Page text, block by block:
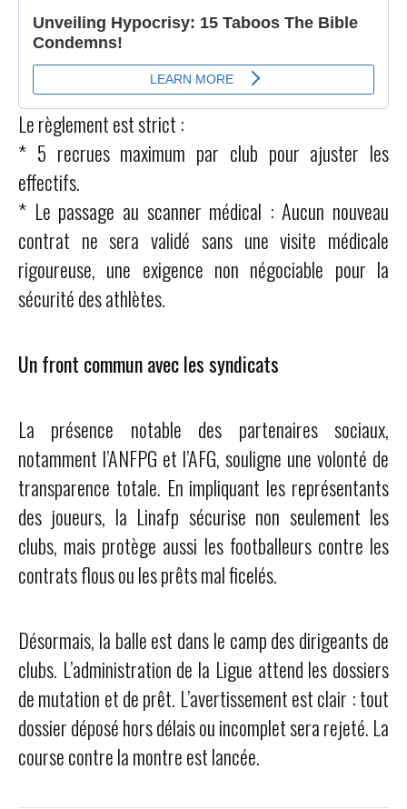
Le règlement est strict :
* 5 recrues maximum par club pour ajuster les
effectifs.
* Le passage au scanner médical : Aucun nouveau
contrat ne sera validé sans une visite médicale
rigoureuse, une exigence non négociable pour la
sécurité des athlètes.
Un front commun avec les syndicats
La présence notable des partenaires sociaux,
notamment l’ANFPG et l’AFG, souligne une volonté de
transparence totale. En impliquant les représentants
des joueurs, la Linafp sécurise non seulement les
clubs, mais protège aussi les footballeurs contre les
contrats flous ou les prêts mal ficelés.
Désormais, la balle est dans le camp des dirigeants de
clubs. L’administration de la Ligue attend les dossiers
de mutation et de prêt. L’avertissement est clair : tout
dossier déposé hors délais ou incomplet sera rejeté. La
course contre la montre est lancée.